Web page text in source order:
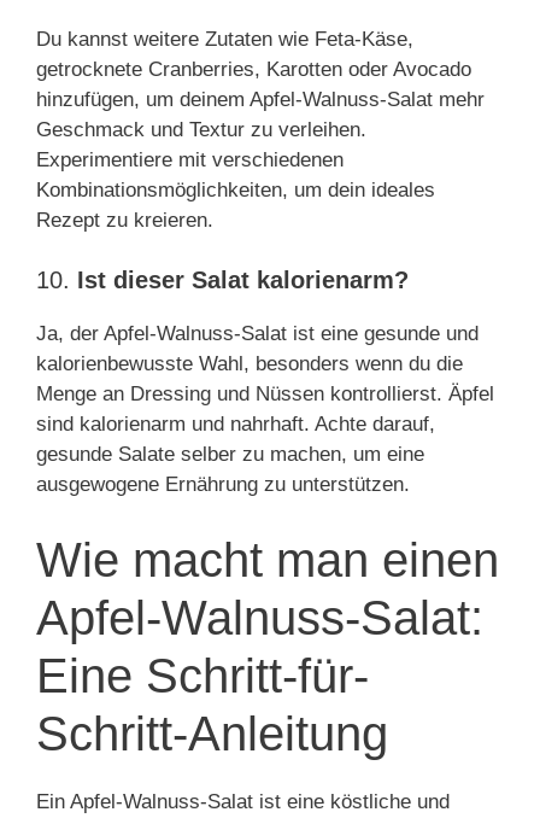
Du kannst weitere Zutaten wie Feta-Käse,
getrocknete Cranberries, Karotten oder Avocado
hinzufügen, um deinem Apfel-Walnuss-Salat mehr
Geschmack und Textur zu verleihen.
Experimentiere mit verschiedenen
Kombinationsmöglichkeiten, um dein ideales
Rezept zu kreieren.
10. Ist dieser Salat kalorienarm?
Ja, der Apfel-Walnuss-Salat ist eine gesunde und
kalorienbewusste Wahl, besonders wenn du die
Menge an Dressing und Nüssen kontrollierst. Äpfel
sind kalorienarm und nahrhaft. Achte darauf,
gesunde Salate selber zu machen, um eine
ausgewogene Ernährung zu unterstützen.
Wie macht man einen
Apfel-Walnuss-Salat:
Eine Schritt-für-
Schritt-Anleitung
Ein Apfel-Walnuss-Salat ist eine köstliche und